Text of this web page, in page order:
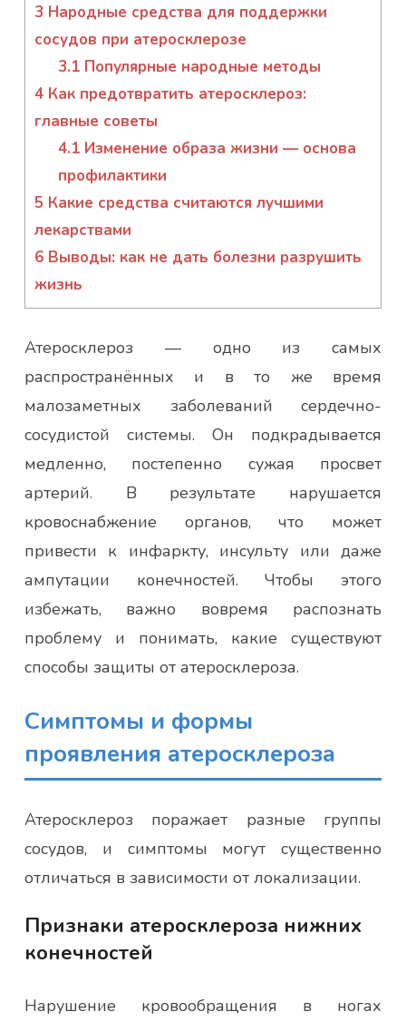
3 Народные средства для поддержки
сосудов при атеросклерозе
3.1Популярные народные методы
4 Как предотвратить атеросклероз:
главные советы
4.1Изменение образа жизни — основа
профилактики
5 Какие средства считаются лучшими
лекарствами
6 Выводы: как не дать болезни разрушить
жизнь
Атеросклероз — одно из самых
распространённых и в то же время
малозаметных заболеваний сердечно-
сосудистой системы. Он подкрадывается
медленно, постепенно сужая просвет
артерий. В результате нарушается
кровоснабжение органов, что может
привести к инфаркту, инсульту или даже
ампутации конечностей. Чтобы этого
избежать, важно вовремя распознать
проблему и понимать, какие существуют
способы защиты от атеросклероза.
Симптомы и формы
проявления атеросклероза
Атеросклероз поражает разные группы
сосудов, и симптомы могут существенно
отличаться в зависимости от локализации.
Признаки атеросклероза нижних
конечностей
Нарушение кровообращения в ногах